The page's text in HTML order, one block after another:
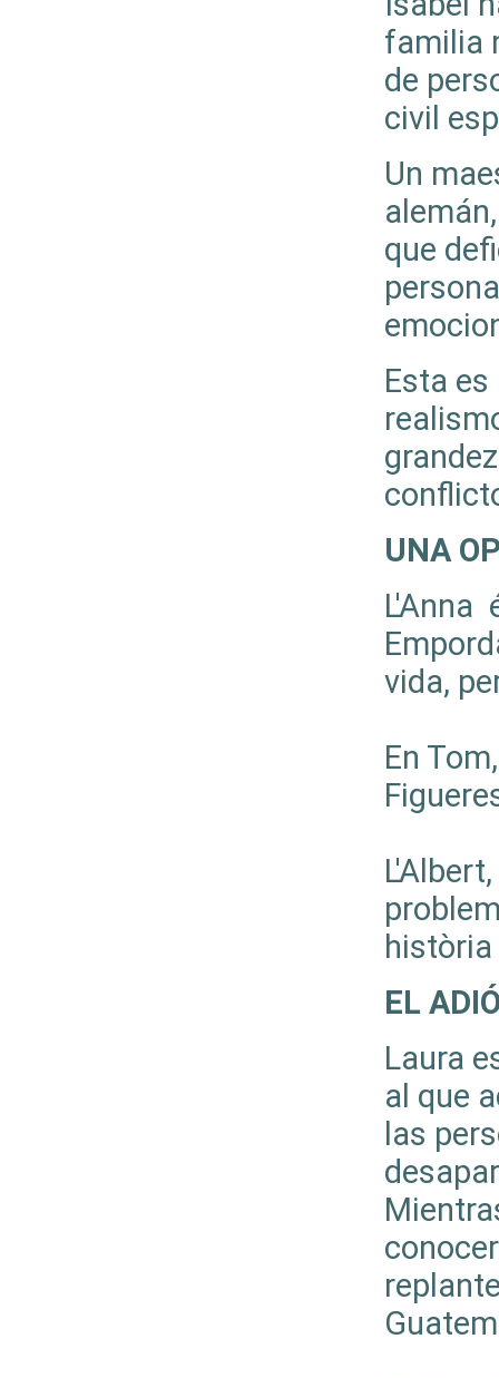
familia
de
civil
Un
que
Esta
UNA
L'Anna
vida,
En
història
EL
Laura
al que
las